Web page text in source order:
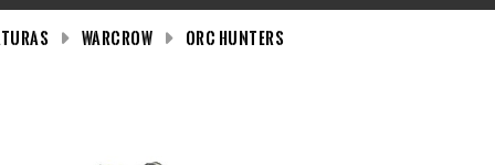
WARCROW Orc Hunters